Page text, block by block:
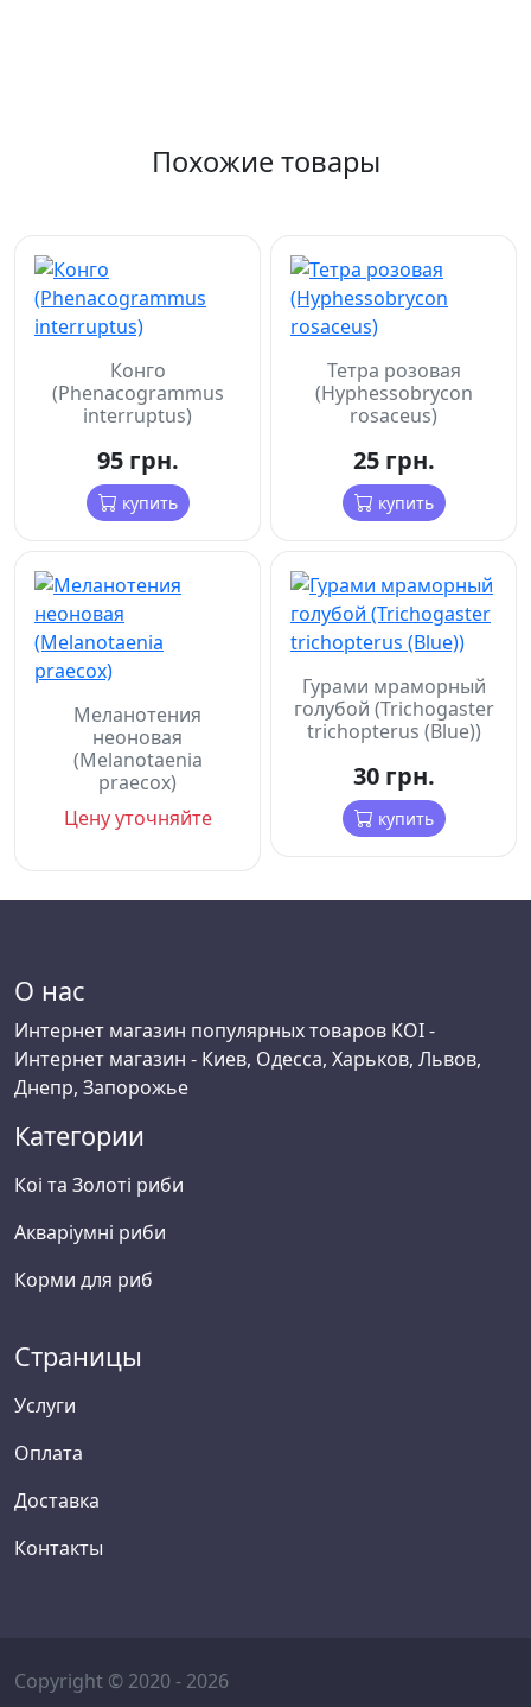
Похожие товары
Конго
(Phenacogrammus
interruptus)
95 грн.
купить
Тетра розовая
(Hyphessobrycon
rosaceus)
25 грн.
купить
Меланотения
неоновая
(Melanotaenia
praecox)
Цену уточняйте
Гурами мраморный
голубой (Trichogaster
trichopterus (Blue))
30 грн.
купить
О нас
Интернет магазин популярных товаров KOI -
Интернет магазин - Киев, Одесса, Харьков, Львов,
Днепр, Запорожье
Категории
Коі та Золоті риби
Акваріумні риби
Корми для риб
Страницы
Услуги
Оплата
Доставка
Контакты
Copyright © 2020 - 2026